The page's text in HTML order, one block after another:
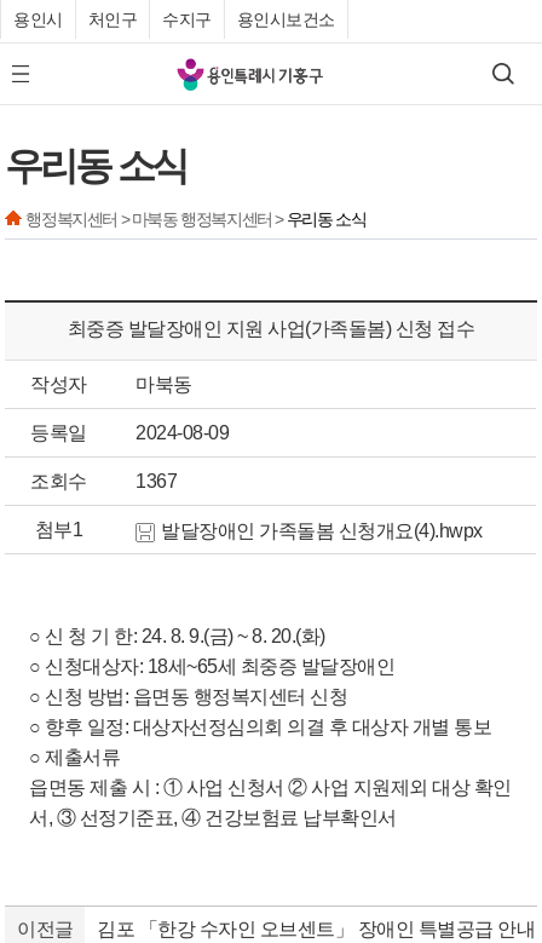
용인시 처인구 수지구 용인시보건소
모바일 메뉴 버튼
기
흥
청
검색
우리동 소식
행정복지센터 > 마북동 행정복지센터 >우리동 소식
최중증 발달장애인 지원 사업(가족돌봄) 신청 접수
작성자 마북동
등록일 2024-08-09
조회수 1367
첨부1 발달장애인 가족돌봄 신청개요(4).hwpx
○ 신 청 기 한: 24. 8. 9.(금) ~ 8. 20.(화)
○ 신청대상자: 18세~65세 최중증 발달장애인
○ 신청 방법: 읍면동 행정복지센터 신청
○ 향후 일정: 대상자선정심의회 의결 후 대상자 개별 통보
○ 제출서류
읍면동 제출 시 : ① 사업 신청서 ② 사업 지원제외 대상 확인
서, ③ 선정기준표, ④ 건강보험료 납부확인서
이전글 김포 「한강 수자인 오브센트」 장애인 특별공급 안내